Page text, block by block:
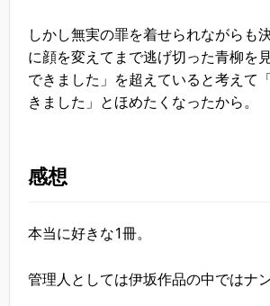
しかし無実の罪を着せられながらも
に顔を変えてまで逃げ切った青柳を
できました」を超えていると考えて
きました」とほめたくなったから。
感想
本当に好きな1冊。
管理人としては伊坂作品の中ではナ